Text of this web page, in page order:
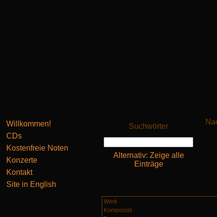
Willkommen!
CDs
Kostenfreie Noten
Konzerte
Kontakt
Site in English
Suchwörter
Alternativ: Zeige alle
Einträge
Werk
Komponist